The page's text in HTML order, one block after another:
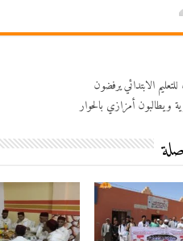
الابتدائي يرفضون
ويطالبون أمزازي بالحوار